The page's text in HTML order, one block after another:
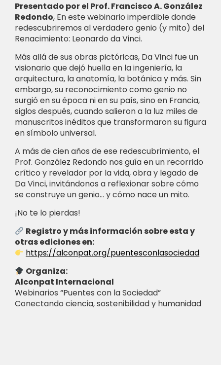
Presentado por el Prof. Francisco A. González
Redondo, En este webinario imperdible donde
redescubriremos al verdadero genio (y mito) del
Renacimiento: Leonardo da Vinci.
Más allá de sus obras pictóricas, Da Vinci fue un
visionario que dejó huella en la ingeniería, la
arquitectura, la anatomía, la botánica y más. Sin
embargo, su reconocimiento como genio no
surgió en su época ni en su país, sino en Francia,
siglos después, cuando salieron a la luz miles de
manuscritos inéditos que transformaron su figura
en símbolo universal.
A más de cien años de ese redescubrimiento, el
Prof. González Redondo nos guía en un recorrido
crítico y revelador por la vida, obra y legado de
Da Vinci, invitándonos a reflexionar sobre cómo
se construye un genio… y cómo nace un mito.
¡No te lo pierdas!
Registro y más información sobre esta y
otras ediciones en:
https://alconpat.org/puentesconlasociedad
Organiza:
Alconpat Internacional
Webinarios “Puentes con la Sociedad”
Conectando ciencia, sostenibilidad y humanidad